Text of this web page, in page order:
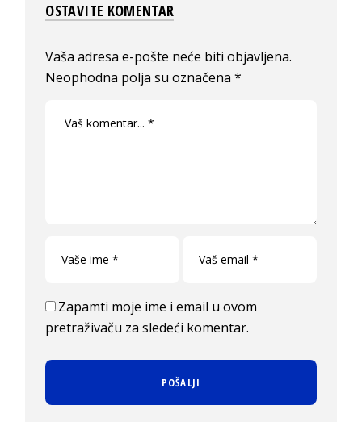
OSTAVITE KOMENTAR
Vaša adresa e-pošte neće biti objavljena.
Neophodna polja su označena*
Zapamti moje ime i email u ovom
pretraživaču za sledeći komentar.